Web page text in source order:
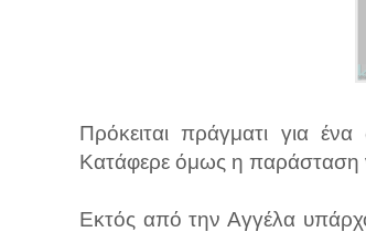
Πρόκειται πράγματι για
Κατάφερε όμως η παράσταση
Εκτός από την Αγγέλα